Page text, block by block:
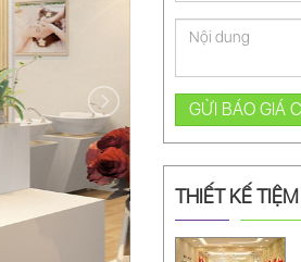
GỬI BÁO GIÁ
THIẾT KẾ